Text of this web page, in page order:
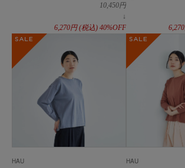
10,450円
↓
6,270円(税込) 40%OFF
6,270
HAU HAU